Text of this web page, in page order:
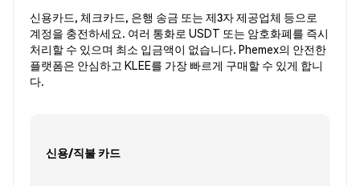
신용카드, 체크카드, 은행 송금 또는 제3자 제공업체 등으로
계정을 충전하세요. 여러 통화로 USDT 또는 암호화폐를 즉시
처리할 수 있으며 최소 입금액이 없습니다. Phemex의 안전한
플랫폼은 안심하고 KLEE를 가장 빠르게 구매할 수 있게 합니
다.
신용/직불 카드